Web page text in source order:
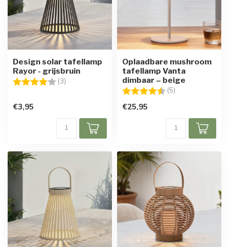
Design solar tafellamp
Rayor - grijsbruin
Beoordeling: (3)
€3,95
Oplaadbare mushroom
tafellamp Vanta
dimbaar – beige
Beoordeling: (5)
€25,95